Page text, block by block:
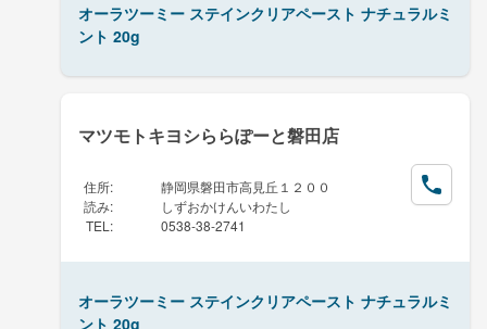
オーラツーミー ステインクリアペースト ナチュラルミ
ント 20g
マツモトキヨシららぽーと磐田店
住所:
静岡県磐田市高見丘１２００
読み:
しずおかけんいわたし
TEL : 0538-38-2741
オーラツーミー ステインクリアペースト ナチュラルミ
ント 20g